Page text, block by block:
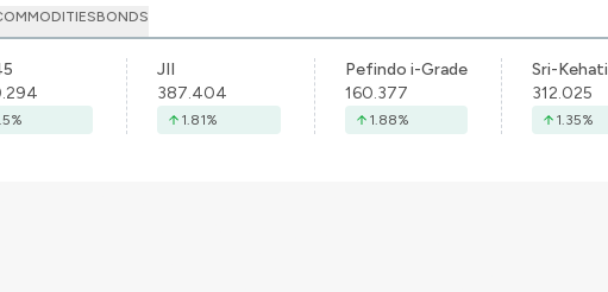
BONDS
%
JII
387.404
1.81%
Pefindo i-Grade
160.377
1.88%
Sri-Kehati
312.025
1.35%